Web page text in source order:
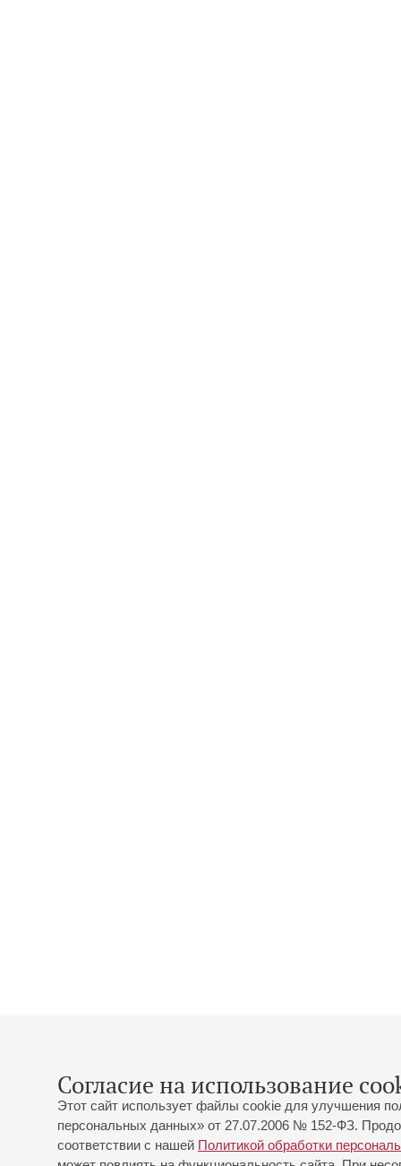
Согласие на использование
Этот сайт использует файлы cookie для улучшения
персональных данных» от 27.07.2006 № 152-ФЗ.
соответствии с нашей Политикой обработки